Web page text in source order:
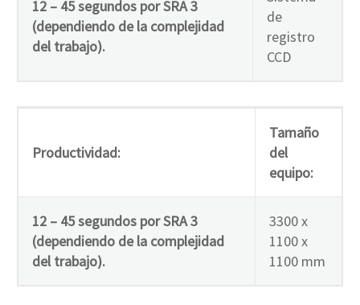
12 – 45 segundos por SRA 3
(dependiendo de la complejidad
del trabajo).
de
registro
CCD
Productividad:
Tamaño
del
equipo:
12 – 45 segundos por SRA 3
(dependiendo de la complejidad
del trabajo).
3300 x
1100 x
1100 mm